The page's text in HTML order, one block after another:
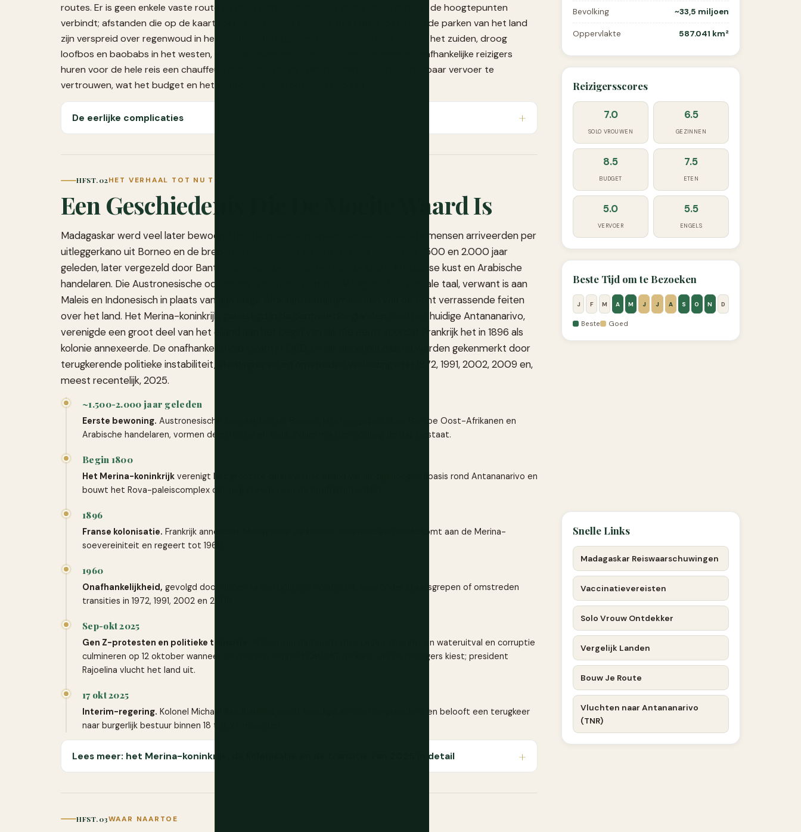
routes. Er is geen enkele vaste route en geen dicht netwerk van verharde wegen dat de hoogtepunten
verbindt; afstanden die op de kaart kort lijken, kunnen een hele dag rijden kosten, en de parken van het land
zijn verspreid over regenwoud in het oosten, stekelig woestijn en zandsteenkloven in het zuiden, droog
loofbos en baobabs in het westen, en strandeilanden in het noorden. De meeste onafhankelijke reizigers
huren voor de hele reis een chauffeur-gids in plaats van zelf te rijden of op het openbaar vervoer te
vertrouwen, wat het budget en het tempo van elke route hier bepaalt.
De eerlijke complicaties
HFST. 02HET VERHAAL TOT NU TOE
Een Geschiedenis Die De Moeite Waard Is
Madagaskar werd veel later bewoond dan de meeste mensen denken: de eerste mensen arriveerden per
uitleggerkano uit Borneo en de bredere Indonesische archipel ergens tussen de 1.500 en 2.000 jaar
geleden, later vergezeld door Bantoe-sprekende migranten van de Oost-Afrikaanse kust en Arabische
handelaren. Die Austronesische oorsprong is de reden dat het Malagasi, de nationale taal, verwant is aan
Maleis en Indonesisch in plaats van aan enige Afrikaanse taalfamilie, een van de echt verrassende feiten
over het land. Het Merina-koninkrijk, gevestigd in de centrale hooglanden rond het huidige Antananarivo,
verenigde een groot deel van het eiland aan het begin van de 19e eeuw voordat Frankrijk het in 1896 als
kolonie annexeerde. De onafhankelijkheid kwam in 1960, en de decennia daarna werden gekenmerkt door
terugkerende politieke instabiliteit, staatsgrepen en omstreden verkiezingen in 1972, 1991, 2002, 2009 en,
meest recentelijk, 2025.
~1.500-2.000 jaar geleden
Eerste bewoning. Austronesische zeevaarders uit Borneo, later vergezeld door Bantoe Oost-Afrikanen en
Arabische handelaren, vormen de etnische en taalkundige mix die vandaag de dag bestaat.
Begin 1800
Het Merina-koninkrijk verenigt het grootste deel van het eiland vanuit zijn hooglandbasis rond Antananarivo en
bouwt het Rova-paleiscomplex dat nog steeds over de hoofdstad uitkijkt.
1896
Franse kolonisatie. Frankrijk annexeert Madagaskar als kolonie, waarmee een einde komt aan de Merina-
soevereiniteit en regeert tot 1960.
1960
Onafhankelijkheid, gevolgd door decennia van politieke volatiliteit, waaronder staatsgrepen of omstreden
transities in 1972, 1991, 2002 en 2009.
Sep-okt 2025
Gen Z-protesten en politieke transitie.
Weken van demonstraties tegen stroom- en wateruitval en corruptie
culmineren op 12 oktober wanneer de militaire eenheid CAPSAT de kant van de betogers kiest; president
Rajoelina vlucht het land uit.
17 okt 2025
Interim-regering. Kolonel Michael Randrianirina wordt beëdigd als interim-president en belooft een terugkeer
naar burgerlijk bestuur binnen 18 tot 24 maanden.
Lees meer: het Merina-koninkrijk, de kolonisatie en de transitie van 2025 in detail
HFST. 03WAAR NAARTOE
Bevolking ~33,5 miljoen
Oppervlakte 587.041 km²
Reizigersscores
7.0
SOLO VROUWEN
6.5
GEZINNEN
8.5
BUDGET
7.5
ETEN
5.0
VERVOER
5.5
ENGELS
Beste Tijd om te Bezoeken
J F M A M J J A S O N D
Beste Goed
Snelle Links
Madagaskar Reiswaarschuwingen
Vaccinatievereisten
Solo Vrouw Ontdekker
Vergelijk Landen
Bouw Je Route
Vluchten naar Antananarivo
(TNR)